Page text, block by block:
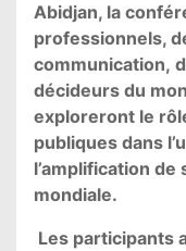
Abidjan, la
professionnels,
communication,
décideurs du
exploreront le
publiques dans
l’amplification
mondiale.
Les participants